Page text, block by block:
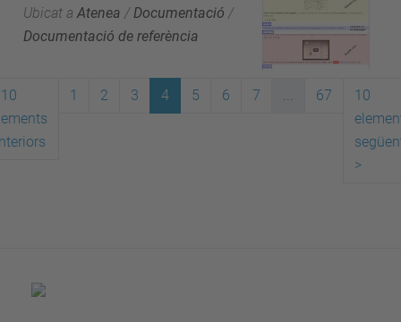
Ubicat a Atenea /Documentació /
Documentació de referència
10
1 2 3 4 5 6 7 ... 67
10
>